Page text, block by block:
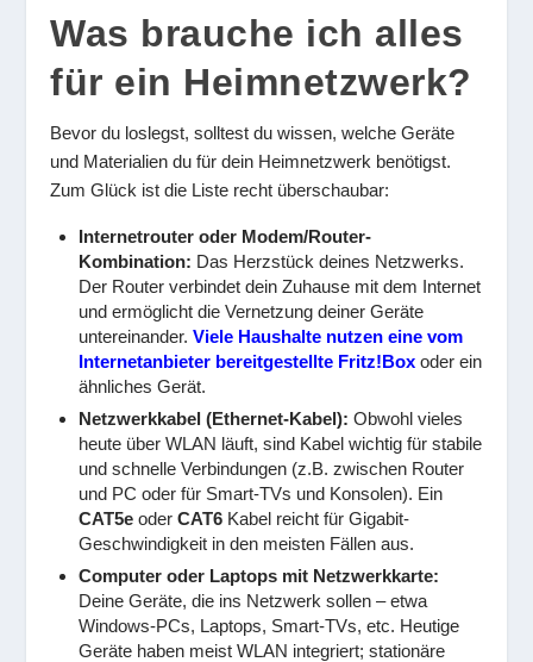
Was brauche ich alles
für ein Heimnetzwerk?
Bevor du loslegst, solltest du wissen, welche Geräte
und Materialien du für dein Heimnetzwerk benötigst.
Zum Glück ist die Liste recht überschaubar:
Internetrouter oder Modem/Router-
Kombination: Das Herzstück deines Netzwerks.
Der Router verbindet dein Zuhause mit dem Internet
und ermöglicht die Vernetzung deiner Geräte
untereinander.Viele Haushalte nutzen eine vom
Internetanbieter bereitgestellte Fritz!Box oder ein
ähnliches Gerät.
Netzwerkkabel (Ethernet-Kabel): Obwohl vieles
heute über WLAN läuft, sind Kabel wichtig für stabile
und schnelle Verbindungen (z.B. zwischen Router
und PC oder für Smart-TVs und Konsolen). Ein
CAT5e oderCAT6 Kabel reicht für Gigabit-
Geschwindigkeit in den meisten Fällen aus.
Computer oder Laptops mit Netzwerkkarte:
Deine Geräte, die ins Netzwerk sollen – etwa
Windows-PCs, Laptops, Smart-TVs, etc. Heutige
Geräte haben meist WLAN integriert; stationäre